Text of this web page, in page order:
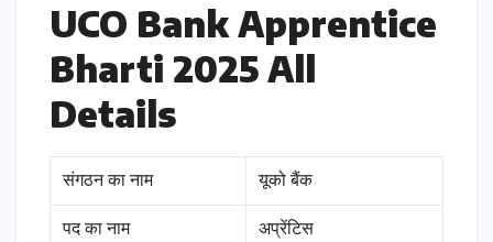
UCO Bank Apprentice
Bharti 2025 All
Details
संगठन का नाम यूको बैंक
पद का नाम अप्रेंटिस